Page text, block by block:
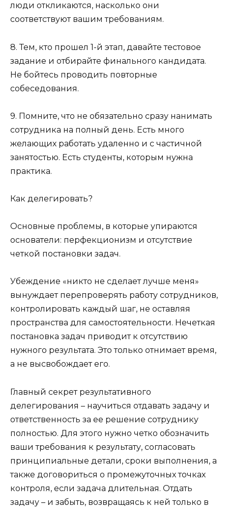
люди откликаются, насколько они
соответствуют вашим требованиям.
8. Тем, кто прошел 1-й этап, давайте тестовое
задание и отбирайте финального кандидата.
Не бойтесь проводить повторные
собеседования.
9. Помните, что не обязательно сразу нанимать
сотрудника на полный день. Есть много
желающих работать удаленно и с частичной
занятостью. Есть студенты, которым нужна
практика.
Как делегировать?
Основные проблемы, в которые упираются
основатели: перфекционизм и отсутствие
четкой постановки задач.
Убеждение «никто не сделает лучше меня»
вынуждает перепроверять работу сотрудников,
контролировать каждый шаг, не оставляя
пространства для самостоятельности. Нечеткая
постановка задач приводит к отсутствию
нужного результата. Это только отнимает время,
а не высвобождает его.
Главный секрет результативного
делегирования – научиться отдавать задачу и
ответственность за ее решение сотруднику
полностью. Для этого нужно четко обозначить
ваши требования к результату, согласовать
принципиальные детали, сроки выполнения, а
также договориться о промежуточных точках
контроля, если задача длительная. Отдать
задачу – и забыть, возвращаясь к ней только в